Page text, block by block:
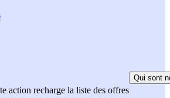
action recharge la liste des offres
Qui sont